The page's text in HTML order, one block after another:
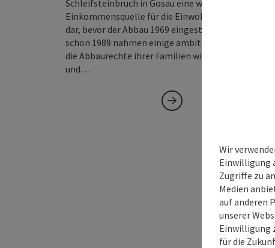
Schleifsteinbruch in Gosau eine wichtige
Einkommensquelle für die Einwohner dieses Ortes
dar, bevor der Abbau 1969 eingestellt wurde. Aber
schon 1989 nahmen einige ambitionierte Gosauer
die Abbaurechte ihrer Familien wieder in Anspruch
und…
Wir
Einwilligung
Zugriffe zu
Medien
auf anderen
unserer
Einwilligung
für die